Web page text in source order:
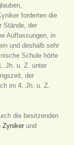
forderten die
Stände, der
Auffassungen, in
und deshalb sehr
Schule hörte
Jh. u. Z. unter
der
im 4. Jh. u. Z.
die besitzenden
Zyniker und